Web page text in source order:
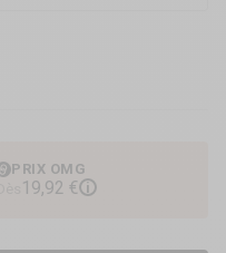
PRIX OMG
19,92 € i